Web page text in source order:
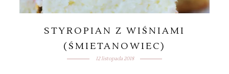
STYROPIAN Z WIŚNIAMI
(ŚMIETANOWIEC)
12 listopada 2018